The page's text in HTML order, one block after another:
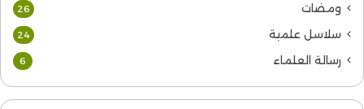
ومضات 26
سلاسل علمية 24
رسالة العلماء 6